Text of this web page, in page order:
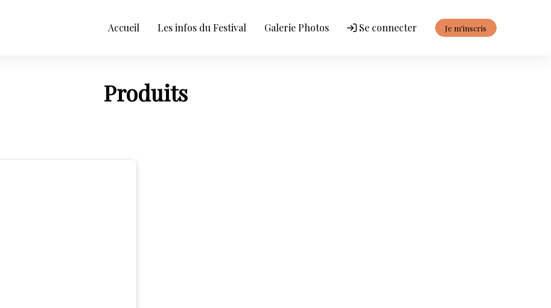
Accueil Les infos du Festival Galerie Photos Se connecter Je m'inscris
Produits